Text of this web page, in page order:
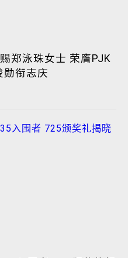
郑泳珠女士 荣膺PJK
勋衔志庆